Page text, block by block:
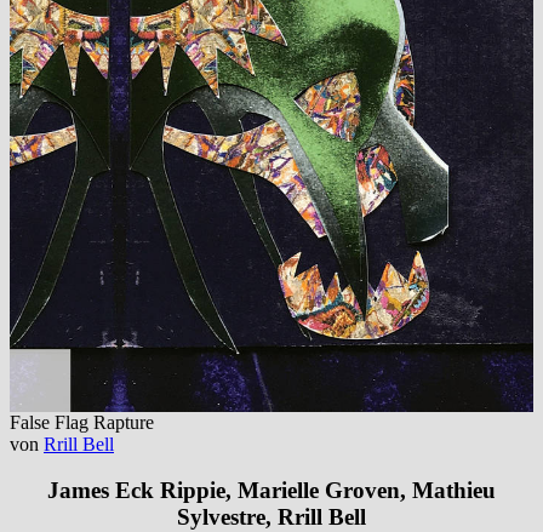
False Flag Rapture
von Rrill Bell
James Eck Rippie, Marielle Groven, Mathieu
Sylvestre, Rrill Bell